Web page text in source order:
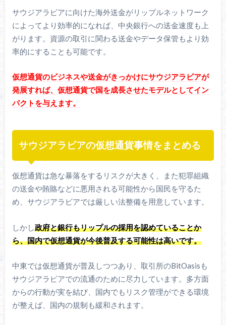
サウジアラビアに向けた海外送金がリップルネットワーク
によってより効率的になれば、中央銀行への送金速度も上
がります。資源の取引に関わる送金やデータ保管もより効
率的にすることも可能です。
仮想通貨のビジネスや送金がきっかけにサウジアラビアが
発展すれば、仮想通貨で国を成長させたモデルとしてイン
パクトを与えます。
サウジアラビアの仮想通貨事情をまとめる
仮想通貨は急な暴落をするリスクが大きく、また犯罪組織
の送金や賄賂などに悪用される可能性から国民を守るた
め、サウジアラビアでは厳しい法整備を用意しています。
しかし政府と銀行もリップルの採用を認めていることか
ら、国内で仮想通貨が今後普及する可能性は高いです。
中東では仮想通貨が普及しつつあり、取引所のBitOasisも
サウジアラビアでの流通のために尽力しています。多方面
からの行動が実を結び、国内でもリスク管理ができる環境
が整えば、国内の規制も緩和されます。